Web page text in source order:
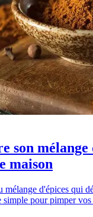
son mélange
maison
mélange d'épices qui
simple pour pimper vos